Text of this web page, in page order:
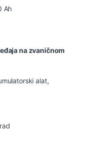
Ah
na zvaničnom
alat,